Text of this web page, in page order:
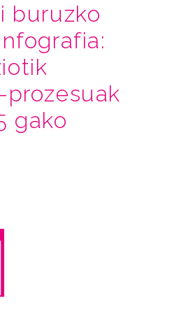
buruzko
gako